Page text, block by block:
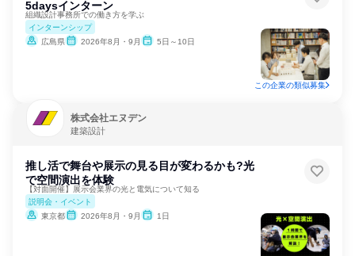
5daysインターン
組織設計事務所での働き方を学ぶ
インターンシップ
広島県
2026年8月・9月 5日～10日
この企業の類似募集
株式会社エヌデン
建築設計
推し活で舞台や展示の見る目が変わるかも?光
で空間演出を体験
【対面開催】展示会業界の光と電気について知る
説明会・イベント
東京都
2026年8月・9月 1日